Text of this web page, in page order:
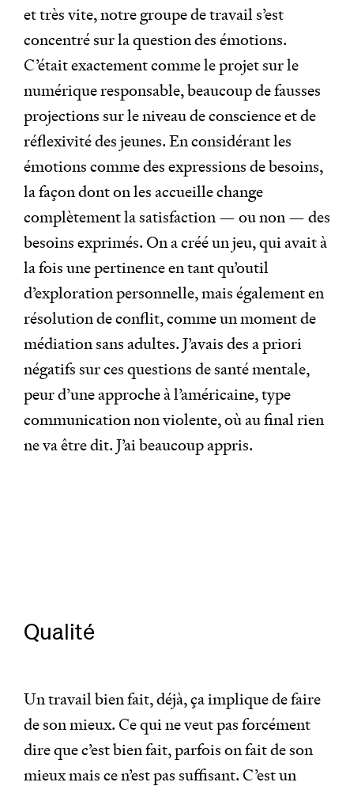
et très vite, notre groupe de travail s’est
concentré sur la question des émotions.
C’était exactement comme le projet sur le
numérique responsable, beaucoup de fausses
projections sur le niveau de conscience et de
réflexivité des jeunes. En considérant les
émotions comme des expressions de besoins,
la façon dont on les accueille change
complètement la satisfaction — ou non — des
besoins exprimés. On a créé un jeu, qui avait à
la fois une pertinence en tant qu’outil
d’exploration personnelle, mais également en
résolution de conflit, comme un moment de
médiation sans adultes. J’avais des a priori
négatifs sur ces questions de santé mentale,
peur d’une approche à l’américaine, type
communication non violente, où au final rien
ne va être dit. J’ai beaucoup appris.
Qualité
Un travail bien fait, déjà, ça implique de faire
de son mieux. Ce qui ne veut pas forcément
dire que c’est bien fait, parfois on fait de son
mieux mais ce n’est pas suffisant. C’est un